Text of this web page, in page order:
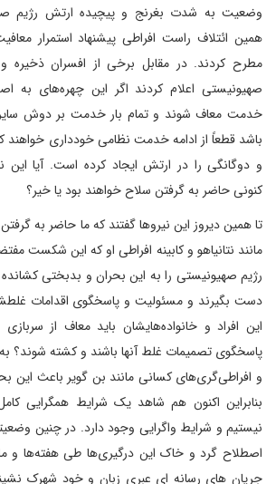
وضعیت به شدت بغرنج و پیچیده ارتش رژیم
همین ائتلاف راست افراطی پیشنهاد استمرار
مطرح کردند. در مقابل برخی از افسران ذخیره و
صهیونیستی اعلام کردند اگر این چهره‌های به
خدمت معاف شوند و تمام بار خدمت بر دوش سایر
باشد قطعاً از ادامه خدمت نظامی خودداری
و دوگانگی را در ارتش ایجاد کرده است. آیا این
کنونی حاضر به گرفتن سلاح خواهند بود یا خیر؟
تا همین دیروز این نیروها گفتند که ما حاضر به
مانند نتانیاهو و کابینه افراطی او که این شکست
رژیم صهیونیستی را به این بحران و بدبختی
دست بگیرند و مسئولیت و پاسخگوی اقدامات
این افراد و خانواده‌هایشان باید معاف از سربازی
پاسخگوی تصمیمات غلط آنها باشند و کشته شوند؟ به
و افراطی‌گری‌های کسانی مانند بن گویر باعث
بنابراین اکنون هم شاهد یک شرایط همگرایی
نیستیم و شرایط واگرایی وجود دارد. در چنین
اصطلاح گرد و خاک این درگیری‌ها طی هفته‌ها و
جریان های رسانه ای عبری زبان و خود شهرک